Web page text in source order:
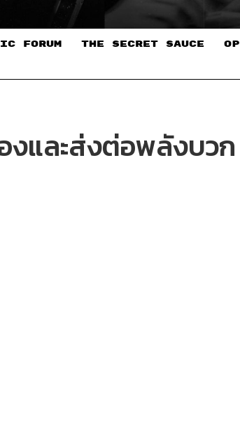
FORUM THE SECRET SAUCE​
งและส่งต่อพลังบว